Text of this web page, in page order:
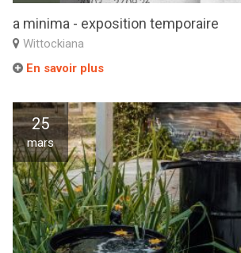
a minima - exposition temporaire
Wittockiana
En savoir plus
25
mars